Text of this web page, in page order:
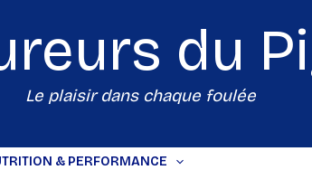
du
Le plaisir dans chaque foulée
& PERFORMANCE